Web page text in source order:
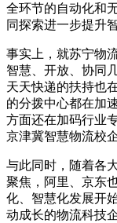
全环节的自动化和
同探索进一步提升
事实上，就苏宁物
智慧、开放、协同
天天快递的扶持也
的分拨中心都在加
方面还在加码行业
京津冀智慧物流校
与此同时，随着各
聚焦，阿里、京东
化、智慧化发展开
动成长的物流科技